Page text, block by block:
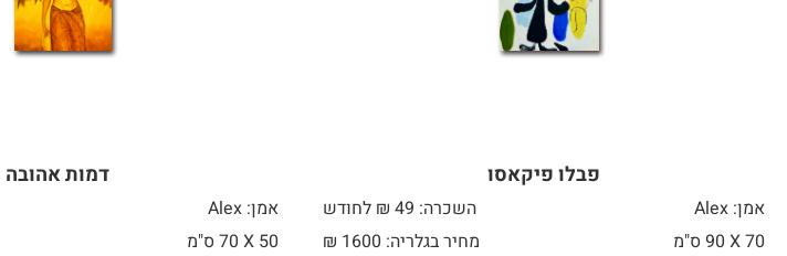
פבלו פיקאסו
אמן: Alex
השכרה: 49 ₪ לחודש
70 X
מחיר בגלריה: 1600 ₪
דמות אהובה
אמן: Alex
50 X